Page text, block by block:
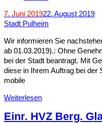
7. Juni 201922. August 2019
Stadt Pulheim
Wir informieren Sie
ab 01.03.2019).: Ohne
bei der Stadt beantragt. Mit
diese in Ihrem Auftrag bei der
mobile
Weiterlesen
Einr. HVZ Berg.